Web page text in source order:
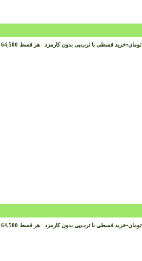
تومان•خرید قسطی با ترب‌پی بدون کارمزد هر قسط 64,500
تومان•خرید قسطی با ترب‌پی بدون کارمزد هر قسط 64,500